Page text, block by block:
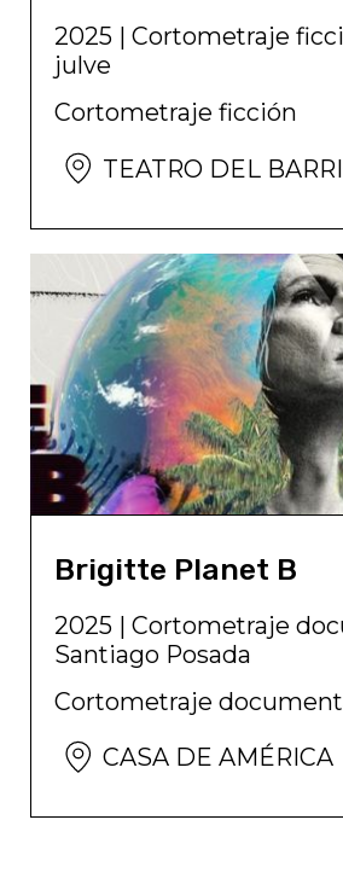
2025 |Cortometraje
julve
Cortometraje ficción
TEATRO DEL
Brigitte Planet B
2025 |Cortometraje
Santiago Posada
Cortometraje
CASA DE AMÉRICA